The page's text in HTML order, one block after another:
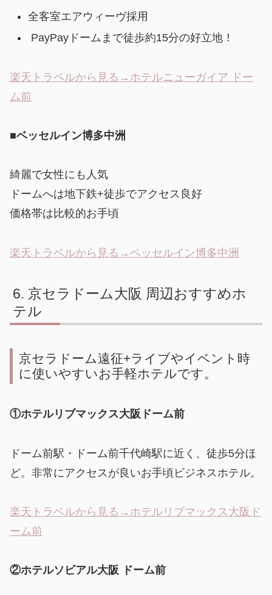
全客室エアウィーヴ採用
PayPayドームまで徒歩約15分の好立地！
楽天トラベルから見る→ホテルニューガイア ドー
ム前
■ベッセルイン博多中洲
綺麗で女性にも人気
ドームへは地下鉄+徒歩でアクセス良好
価格帯は比較的お手頃
楽天トラベルから見る→ベッセルイン博多中洲
京セラドーム大阪 周辺おすすめホ
テル
京セラドーム遠征+ライブやイベント時
に使いやすいお手軽ホテルです。
①ホテルリブマックス大阪ドーム前
ドーム前駅・ドーム前千代崎駅に近く、徒歩5分ほ
ど。非常にアクセスが良いお手頃ビジネスホテル。
楽天トラベルから見る→ホテルリブマックス大阪ド
ーム前
②ホテルソビアル大阪 ドーム前